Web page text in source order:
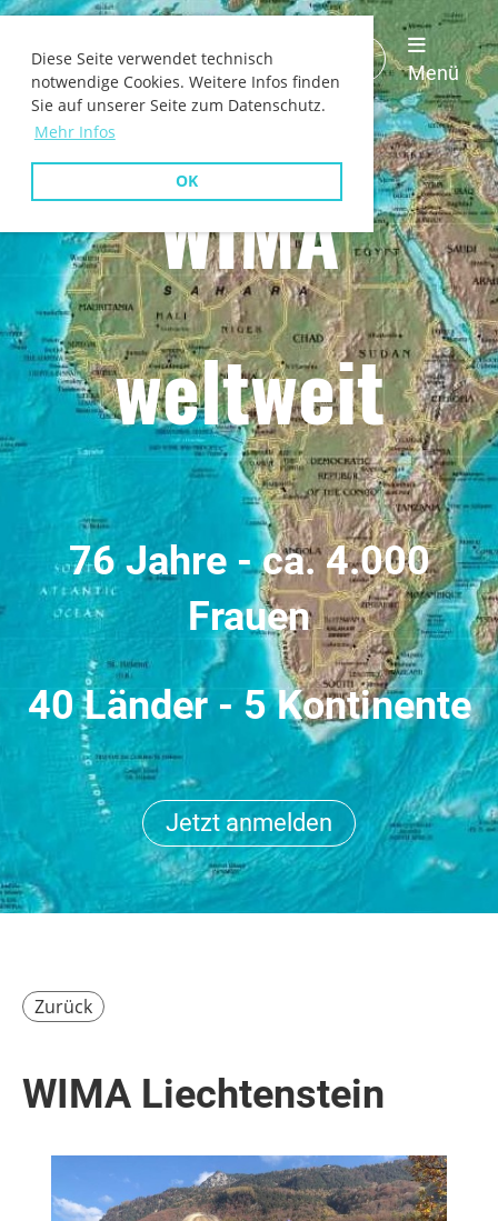
Diese Seite verwendet technisch
notwendige Cookies. Weitere Infos finden
Sie auf unserer Seite zum Datenschutz.
Mehr Infos
OK
Deutschland
Menü
WIMA
weltweit
76 Jahre - ca. 4.000
Frauen
40 Länder - 5 Kontinente
Jetzt anmelden
Zurück
WIMA Liechtenstein